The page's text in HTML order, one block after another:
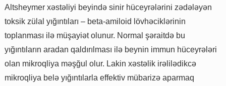
Altsheymer xəstəliyi beyində sinir hüceyrələrini zədələyən
toksik zülal yığıntıları – beta-amiloid lövhəciklərinin
toplanması ilə müşayiət olunur. Normal şəraitdə bu
yığıntıların aradan qaldırılması ilə beynin immun hüceyrələri
olan mikroqliya məşğul olur. Lakin xəstəlik irəlilədikcə
mikroqliya belə yığıntılarla effektiv mübarizə aparmaq